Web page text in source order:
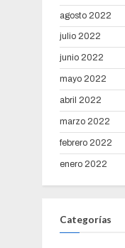
agosto 2022
julio 2022
junio 2022
mayo 2022
abril 2022
marzo 2022
febrero 2022
enero 2022
Categorías